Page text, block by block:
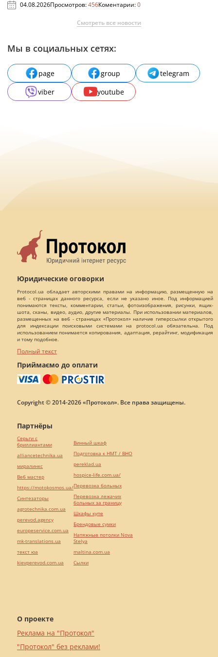
04.08.2026Просмотров:456Коментарии:0
Смотреть все новости
Мы в социальных сетях:
page group
telegram
viber
youtube
Юридические оговорки
Protocol.ua обладает авторскими правами на информацию, размещенную на
веб - страницах данного ресурса, если не указано иное. Под информацией
понимаются тексты, комментарии, статьи, фотоизображения, рисунки, ящик-
шота, сканы, видео, аудио, другие материалы. При использовании материалов,
размещенных на веб - страницах «Протокол» наличие гиперссылки открытого
для индексации поисковыми системами на protocol.ua обязательна. Под
использованием понимается копирования, адаптация, рерайтинг, модификация
и тому подобное.
Полный текст
Приймаємо до оплати
Copyright © 2014-2026 «Протокол». Все права защищены.
О проекте
Реклама на "Протокол"
"Протокол" без реклами!
Партнёры
Серьги с
бриллиантами
alliancetechnika.ua
миралинкс
Веб мастер
https://motokosmos.ua/
Синтезаторы
agrotechnika.com.ua
perevod.agency
europeservice.com.ua
mk-translations.ua
текст юа
kievperevod.com.ua
Винный шкаф
Подготовка к НМТ / ВНО
pereklad.ua
hospice-life.com.ua/
Перевозка больных
Перевозка лежачих
больных за границу
Шкафы купе
Брендовые сумки
Натяжные потолки Nova
Stelya
maltina.com.ua
Cылки